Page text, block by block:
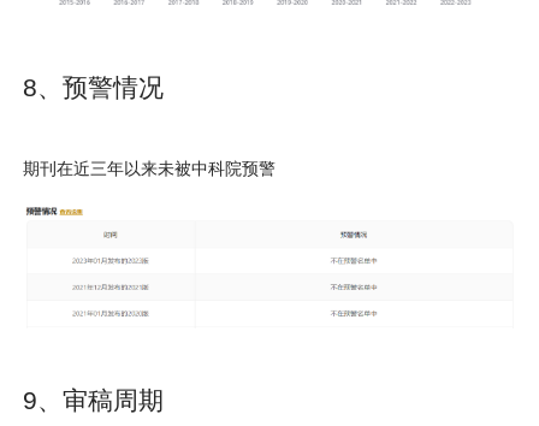
8、预警情况
期刊在近三年以来未被中科院预警
9、审稿周期